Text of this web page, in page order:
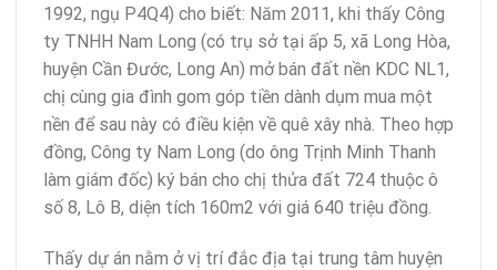
1992, ngụ P4Q4) cho biết: Năm 2011, khi thấy Công
ty TNHH Nam Long (có trụ sở tại ấp 5, xã Long Hòa,
huyện Cần Đước, Long An) mở bán đất nền KDC NL1,
chị cùng gia đình gom góp tiền dành dụm mua một
nền để sau này có điều kiện về quê xây nhà. Theo hợp
đồng, Công ty Nam Long (do ông Trịnh Minh Thanh
làm giám đốc) ký bán cho chị thửa đất 724 thuộc ô
số 8, Lô B, diện tích 160m2 với giá 640 triệu đồng.
Thấy dự án nằm ở vị trí đắc địa tại trung tâm huyện